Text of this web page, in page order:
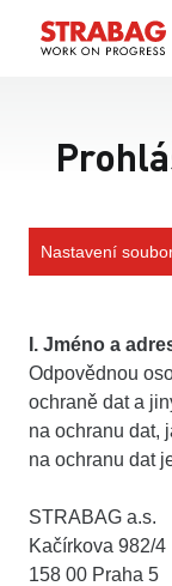
Nastavení
I. Jméno a
Odpovědnou
ochraně dat a
na ochranu dat,
na ochranu dat
STRABAG a.s.
Kačírkova 982/4
158 00 Praha 5